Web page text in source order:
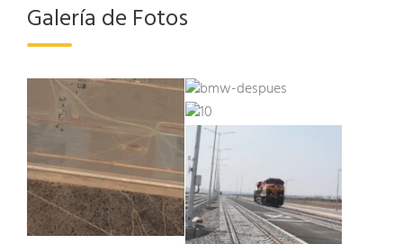
Galería de Fotos